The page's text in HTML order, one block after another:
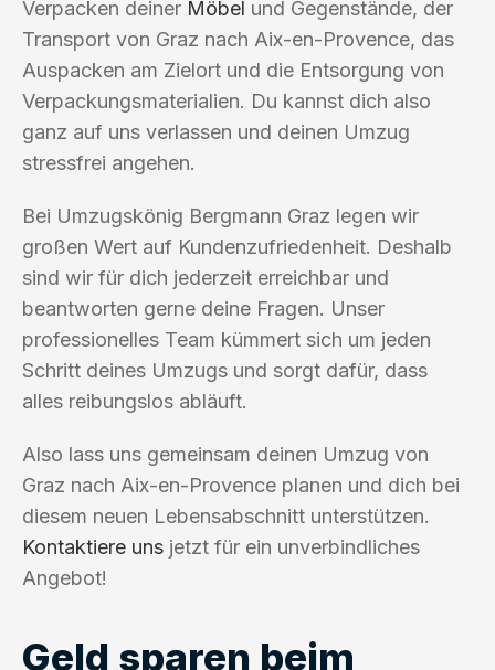
Verpacken deiner Möbel und Gegenstände, der
Transport von Graz nach Aix-en-Provence, das
Auspacken am Zielort und die Entsorgung von
Verpackungsmaterialien. Du kannst dich also
ganz auf uns verlassen und deinen Umzug
stressfrei angehen.
Bei Umzugskönig Bergmann Graz legen wir
großen Wert auf Kundenzufriedenheit. Deshalb
sind wir für dich jederzeit erreichbar und
beantworten gerne deine Fragen. Unser
professionelles Team kümmert sich um jeden
Schritt deines Umzugs und sorgt dafür, dass
alles reibungslos abläuft.
Also lass uns gemeinsam deinen Umzug von
Graz nach Aix-en-Provence planen und dich bei
diesem neuen Lebensabschnitt unterstützen.
Kontaktiere uns jetzt für ein unverbindliches
Angebot!
Geld sparen beim